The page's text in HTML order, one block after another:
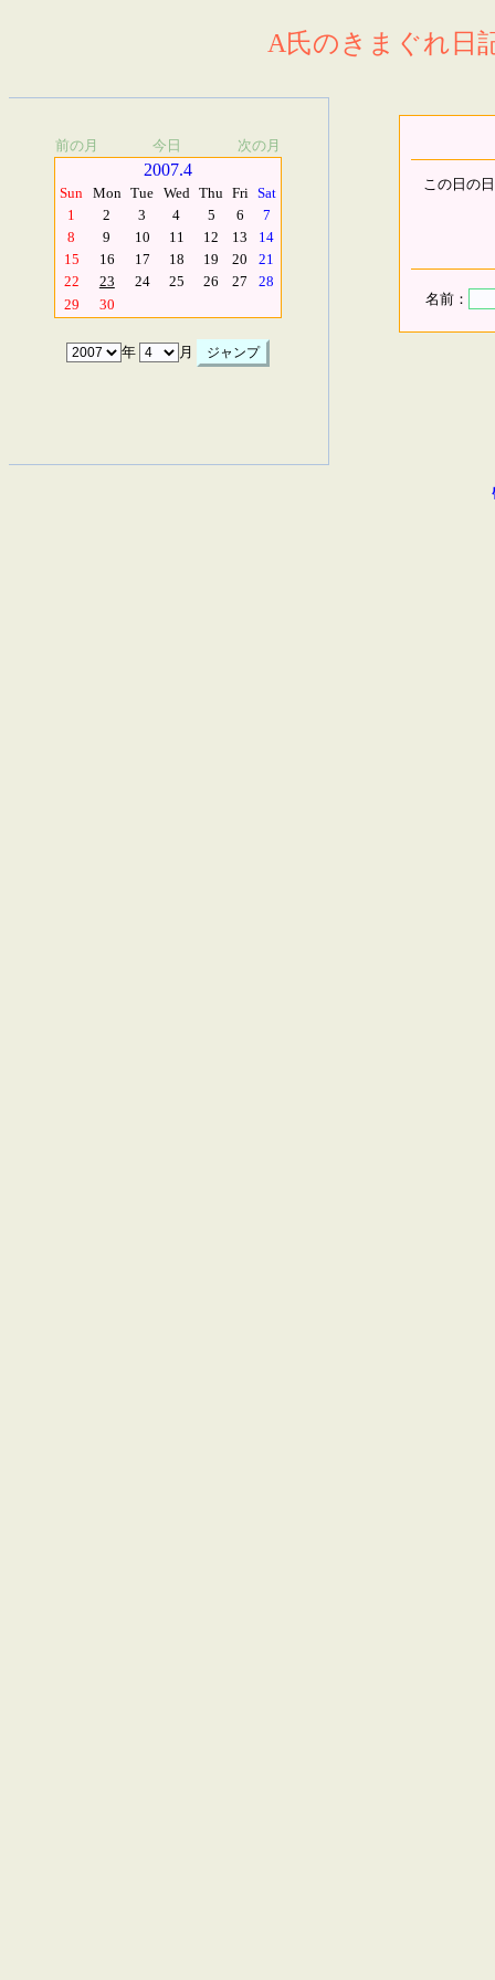
A氏のきまぐれ日
前の月 今日 次の月
2007.4
Sun Mon Tue Wed Thu Fri Sat
1
2 3 4 5 6
7
8
9 10 11 12 13
14
15
16 17 18 19 20
21
22
23 24 25 26 27
28
29
30
年 月
この日の
名前：